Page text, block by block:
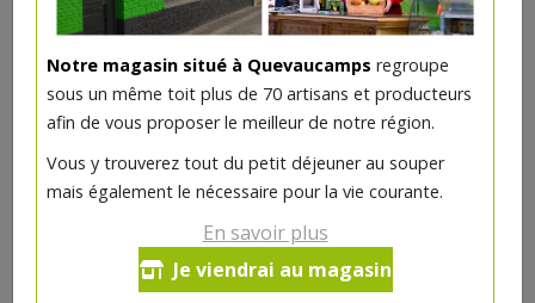
Notre magasin situé à Quevaucamps regroupe
sous un même toit plus de 70 artisans et producteurs
afin de vous proposer le meilleur de notre région.
Vous y trouverez tout du petit déjeuner au souper
mais également le nécessaire pour la vie courante.
En savoir plus
Je viendrai au magasin
Bûche glacée la chocolatée:
glace straciatella et glace
chocolat 6 personnes